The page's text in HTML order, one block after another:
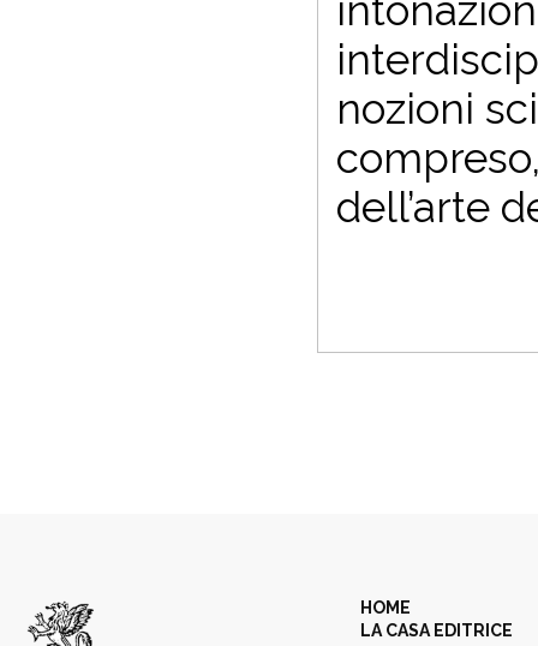
nozioni
dell’arte
HOME
LA CASA EDITRICE